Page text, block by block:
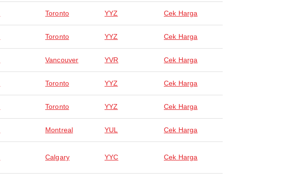
Toronto YYZ Cek Harga
Toronto YYZ Cek Harga
Vancouver YVR Cek Harga
Toronto YYZ Cek Harga
Toronto YYZ Cek Harga
Montreal YUL Cek Harga
Calgary YYC Cek Harga